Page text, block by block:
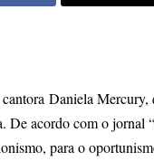
Daniela Mercury,
acordo com o jornal
para o